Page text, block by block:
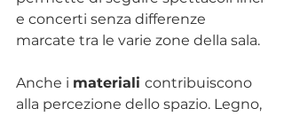
e concerti senza differenze
marcate tra le varie zone della sala.
Anche i materiali contribuiscono
alla percezione dello spazio. Legno,